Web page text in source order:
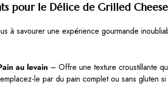
pour le Délice de Grilled
à savourer une expérience gourmande
au levain – Offre une texture croustillante
le par du pain complet ou sans gluten si